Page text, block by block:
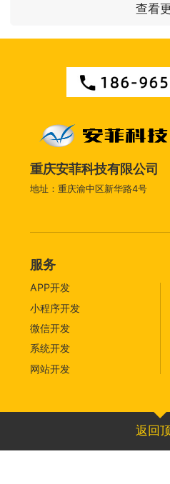
来由于城市建筑业的繁荣，停 ...
查看
重庆安菲科技有限公司
地址：重庆渝中区新华路4号
服务
APP开发
小程序开发
微信开发
系统开发
网站开发
返回